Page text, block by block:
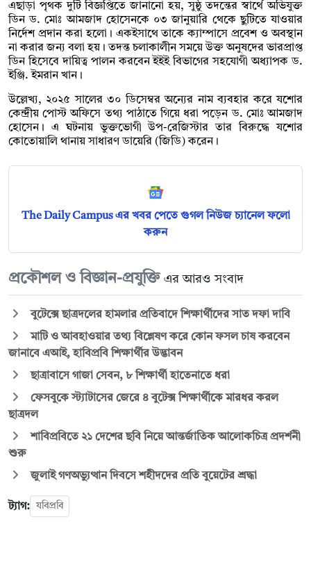
এছাড়া পৃথক দুটি বিজ্ঞপ্তিতে জানানো হয়, সুষ্ঠু তদন্তের স্বার্থে অভিযুক্ত
ডিন ড. মোঃ আমজাদ হোসেনকে ০৩ জানুয়ারি থেকে ছুটিতে যাওয়ার
নির্দেশ প্রদান করা হলো। একইসাথে তাকে ক্যাম্পাসে প্রবেশ ও অবস্থান
না করার জন্য বলা হয়। তদন্ত চলাকালীন সময়ে উক্ত অনুষদের ভারপ্রাপ্ত
ডিন হিসেবে দায়িত্ব পালন করবেন ইইই বিভাগের সহযোগী অধ্যাপক ড.
ইঞ্জি. ইমরান খান।
উল্লেখ্য, ২০২৫ সালের ৩০ ডিসেম্বর অন্যের নাম ব্যবহার করে যশোর
কেন্দ্রীয় পোস্ট অফিসে তথ্য পাঠাতে গিয়ে ধরা পড়েন ড. মোঃ আমজাদ
হোসেন। এ ঘটনায় ভুক্তভোগী উপ-রেজিস্টার তার বিরুদ্ধে যশোর
কোতোয়ালি থানায় সাধারণ ডায়েরি (জিডি) করেন।
The Daily Campus এর খবর পেতে গুগল নিউজ চ্যানেল ফলো
করুন
প্রকৌশল ও বিজ্ঞান-প্রযুক্তি এর আরও সংবাদ
বুটেক্সে ছাত্রদলের হামলার প্রতিবাদে শিক্ষার্থীদের সাত দফা দাবি
মাটি ও আবহাওয়ার তথ্য বিশ্লেষণ করে কোন ফসল চাষ করবেন
জানাবে এআই, হাবিপ্রবি শিক্ষার্থীর উদ্ভাবন
ছাত্রাবাসে গাজা সেবন, ৮ শিক্ষার্থী হাতেনাতে ধরা
ফেসবুকে স্ট্যাটাসের জেরে ৪ বুটেক্স শিক্ষার্থীকে মারধর করল
ছাত্রদল
শাবিপ্রবিতে ২১ দেশের ছবি নিয়ে আন্তর্জাতিক আলোকচিত্র প্রদর্শনী
শুরু
জুলাই গণঅভ্যুত্থান দিবসে শহীদদের প্রতি বুয়েটের শ্রদ্ধা
ট্যাগ: যবিপ্রবি